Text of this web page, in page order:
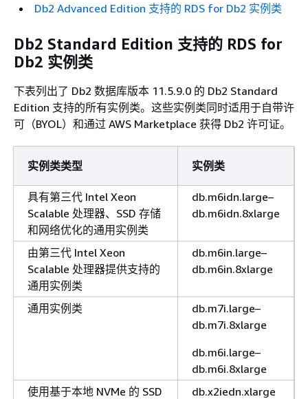
Db2 Advanced Edition 支持的 RDS for Db2 实例类
Db2 Standard Edition 支持的 RDS for
Db2 实例类
下表列出了 Db2 数据库版本 11.5.9.0 的 Db2 Standard
Edition 支持的所有实例类。这些实例类同时适用于自带许
可（BYOL）和通过 AWS Marketplace 获得 Db2 许可证。
实例类类型 实例类
具有第三代 Intel Xeon
Scalable 处理器、SSD 存储
和网络优化的通用实例类
db.m6idn.large–
db.m6idn.8xlarge
由第三代 Intel Xeon
Scalable 处理器提供支持的
通用实例类
db.m6in.large–
db.m6in.8xlarge
通用实例类
db.m7i.large–
db.m7i.8xlarge
db.m6i.large–
db.m6i.8xlarge
使用基于本地 NVMe 的 SSD
db.x2iedn.xlarge